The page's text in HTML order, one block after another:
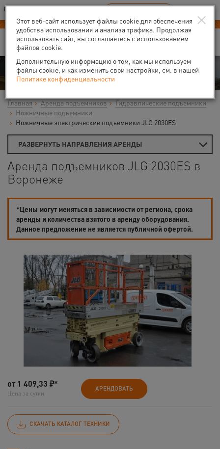
Ваш город:Воронеж
В Вашем регионе нет наших офисов RU EN
Аренда
Главная Аренда подъемников
Гидравлические подъемники
Ножничные подъемники
Ножничные электрические подъемники JLG 2030ES
РАЗВЕРНУТЬ НАПРАВЛЕНИЯ АРЕНДЫ
Аренда подъемников JLG 2030ES в
Воронеже
*Цены могут меняться в зависимости от региона, срока
аренды и количества взятого в аренду оборудования.
Данное предложение не является публичной офертой.
от 1 409,33 ₽*
Цена за сутки
АРЕНДОВАТЬ
СКАЧАТЬ КАТАЛОГ ТЕХНИКИ
×
Этот веб-сайт использует файлы cookie для обеспечения
удобства использования и анализа трафика. Продолжая
использовать сайт, вы соглашаетесь с использованием
файлов cookie.
Дополнительную информацию о том, как мы используем
файлы cookie, и как изменить свои настройки, см. в нашей
Политике конфиденциальности